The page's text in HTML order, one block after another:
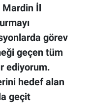
Mardin İl
görev
geçen tüm
ediyorum.
hedef alan
geçit